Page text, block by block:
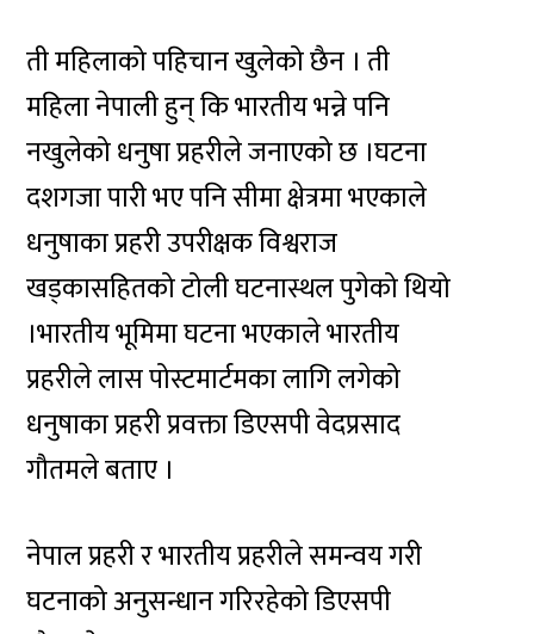
ती महिलाको पहिचान खुलेको छैन । ती
महिला नेपाली हुन् कि भारतीय भन्ने पनि
नखुलेको धनुषा प्रहरीले जनाएको छ ।घटना
दशगजा पारी भए पनि सीमा क्षेत्रमा भएकाले
धनुषाका प्रहरी उपरीक्षक विश्वराज
खड्कासहितको टोली घटनास्थल पुगेको थियो
।भारतीय भूमिमा घटना भएकाले भारतीय
प्रहरीले लास पोस्टमार्टमका लागि लगेको
धनुषाका प्रहरी प्रवक्ता डिएसपी वेदप्रसाद
गौतमले बताए ।
नेपाल प्रहरी र भारतीय प्रहरीले समन्वय गरी
घटनाको अनुसन्धान गरिरहेको डिएसपी